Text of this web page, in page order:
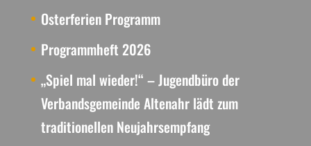
Osterferien Programm
Programmheft 2026
„Spiel mal wieder!“ – Jugendbüro der
Verbandsgemeinde Altenahr lädt zum
traditionellen Neujahrsempfang